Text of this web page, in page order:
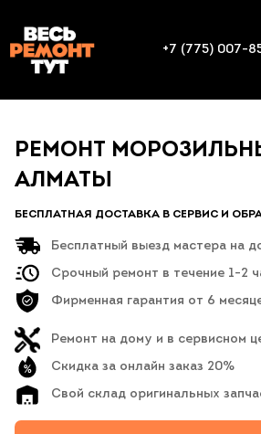
+7 (775) 007-
РЕМОНТ
АЛМАТЫ
БЕСПЛАТНАЯ ДОСТАВКА В СЕРВИС И
Бесплатный выезд мастера на
Срочный ремонт в течение 1-2
Фирменная гарантия от 6
Ремонт на дому и в сервисном
Скидка за онлайн заказ 20%
Свой склад оригинальных